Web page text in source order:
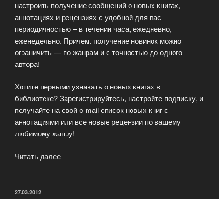
настроить получение сообщений о новых книгах,
аннотациях и рецензиях с удобной для вас
периодичностью – в течении часа, ежедневно,
еженедельно. Причем, получение новинок можно
ограничить — по жанрам и с точностью до одного
автора!
Хотите первыми узнавать о новых книгах в
библиотеке? Зарегистрируйтесь, настройте подписку, и
получайте на свой e-mail список новых книг с
аннотациями или все новые рецензии по вашему
любимому жанру!
Читать далее
ОПУБЛИКОВАНО
27.03.2012